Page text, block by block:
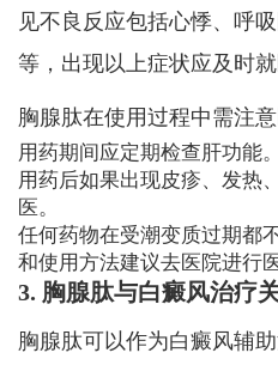
见不良反应包括心悸、呼
等，出现以上症状应及时就
胸腺肽在使用过程中需注意
用药期间应定期检查肝功能。
用药后如果出现皮疹、发热
医。
任何药物在受潮变质过期都
和使用方法建议去医院进行
3. 胸腺肽与白癜风治疗
胸腺肽可以作为白癜风辅